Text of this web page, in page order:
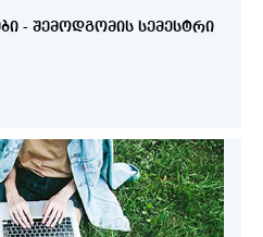
- ᲨᲔᲛᲝᲓᲒᲝᲛᲘᲡ ᲡᲔᲛᲔᲡᲢᲠᲘ